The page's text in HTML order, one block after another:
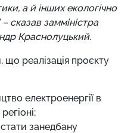
а й інших екологічно
– сказав замміністра
Краснолуцький.
що реалізація проєкту
електроенергії в
занедбану